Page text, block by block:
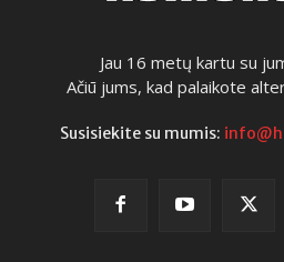
Jau 16 metų kartu su
Ačiū jums, kad palaikote
Susisiekite su mumis: